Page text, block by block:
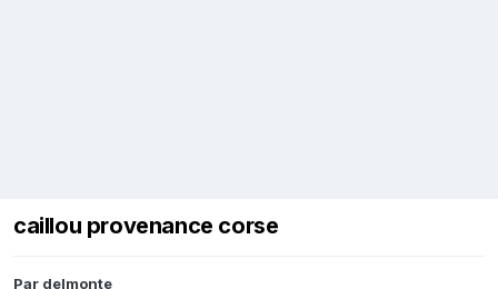
caillou provenance corse
Par delmonte